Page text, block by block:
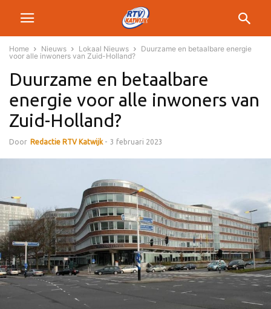
Home Nieuws Lokaal Nieuws
Duurzame en betaalbare energie
voor alle inwoners van Zuid-Holland?
Duurzame en betaalbare
energie voor alle inwoners van
Zuid-Holland?
Door Redactie RTV Katwijk - 3 februari 2023